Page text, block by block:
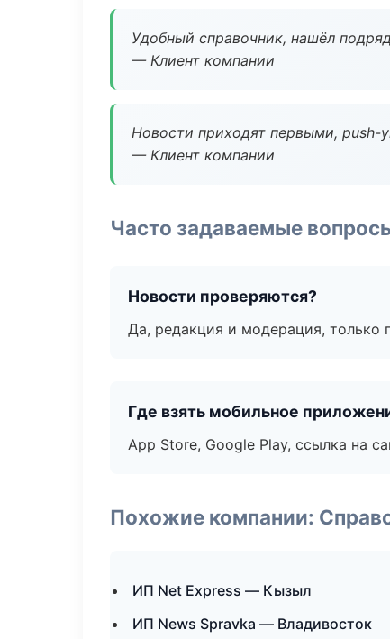
Удобный справочник, нашёл
— Клиент компании
Новости приходят первыми, push-
— Клиент компании
Часто задаваемые
Новости проверяются?
Да, редакция и модерация, только
Где взять мобильное
App Store, Google Play, ссылка на
Похожие компании:
ИП Net Express — Кызыл
ИП News Spravka — Владивосток